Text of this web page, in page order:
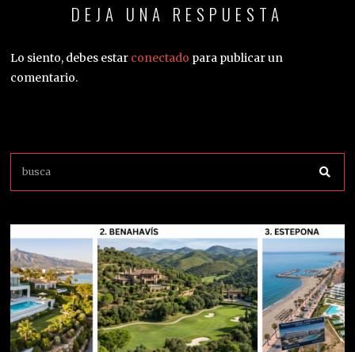
DEJA UNA RESPUESTA
Lo siento, debes estar conectado para publicar un
comentario.